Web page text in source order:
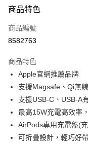
信用卡一次付款
超商取貨付款
Apple Pay
街口支付
悠遊付
AFTEE先享後付
相關說明
商品特色
商品編號
8582763
商品特色
Apple官網推薦品牌
支援Magsafe、Qi無
支援USB-C、USB-A
最高15W充電高效率
AirPods專用充電盤(
可折疊設計，輕巧好